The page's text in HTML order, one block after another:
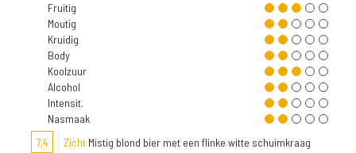
Fruitig
Moutig
Kruidig
Body
Koolzuur
Alcohol
Intensit.
Nasmaak
7,4
Zicht Mistig blond bier met een flinke witte schuimkraag